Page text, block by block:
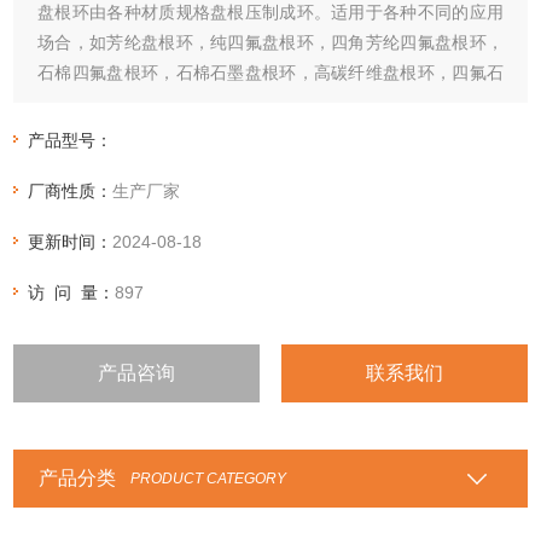
盘根环由各种材质规格盘根压制成环。适用于各种不同的应用
场合，如芳纶盘根环，纯四氟盘根环，四角芳纶四氟盘根环，
石棉四氟盘根环，石棉石墨盘根环，高碳纤维盘根环，四氟石
产品型号：
厂商性质：生产厂家
更新时间： 2024-08-18
访 问 量：897
产品咨询 联系我们
产品分类 PRODUCT CATEGORY